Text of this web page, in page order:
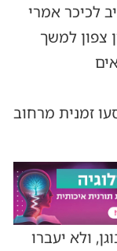
לכיכר אמרי
צפון למשך
זקס, ייסעו זמנית מרחוב
ולא יעברו